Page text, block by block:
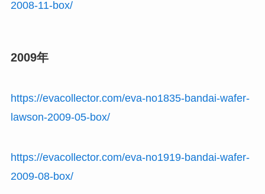
2008-11-box/
2009年
https://evacollector.com/eva-no1835-bandai-wafer-
lawson-2009-05-box/
https://evacollector.com/eva-no1919-bandai-wafer-
2009-08-box/